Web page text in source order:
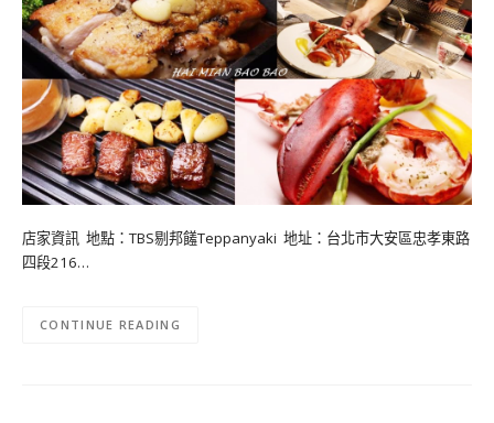
店家資訊 地點：TBS剔邦饈Teppanyaki 地址：台北市大安區忠孝東路
四段216…
CONTINUE READING